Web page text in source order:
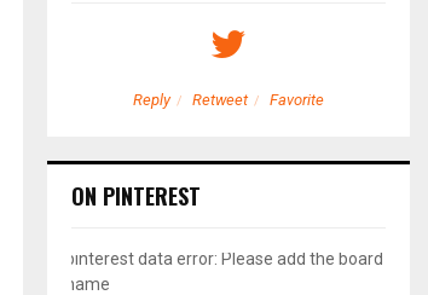
Reply Retweet Favorite
ON PINTEREST
pinterest data error: Please add the board
name